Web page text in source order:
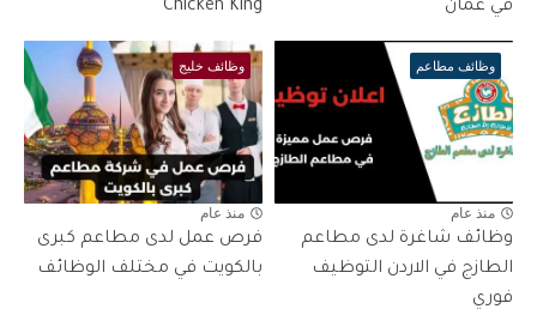
في عمان Chicken King
وظائف مطاعم
منذ عام
وظائف شاغرة لدى مطاعم
الطازج في الاردن التوظيف
فوري
وظائف خليج
منذ عام
فرص عمل لدى مطاعم كبرى
بالكويت في مختلف الوظائف